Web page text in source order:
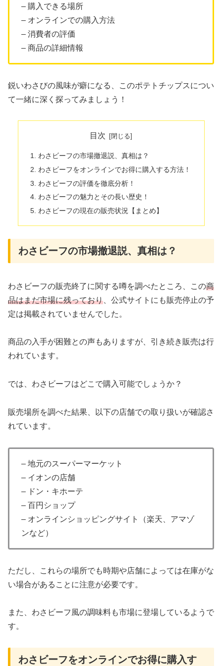
– 購入できる場所
– オンラインでの購入方法
– 消費者の評価
– 商品の詳細情報
鋭いわさびの風味が癖になる、このポテトチップスについ
て一緒に深く探ってみましょう！
目次
わさビーフの市場撤退説、真相は？
わさビーフをオンラインでお得に購入する方法！
わさビーフの評価を徹底分析！
わさビーフの魅力とその長い歴史！
わさビーフの現在の販売状況【まとめ】
わさビーフの市場撤退説、真相は？
わさビーフの販売終了に関する噂を調べたところ、この商
品はまだ市場に残っており 、公式サイトにも販売停止の予
定は掲載されていませんでした。
商品の入手が困難との声もありますが、引き続き販売は行
われています。
では、わさビーフはどこで購入可能でしょうか？
販売場所を調べた結果、以下の店舗での取り扱いが確認さ
れています。
– 地元のスーパーマーケット
– イオンの店舗
– ドン・キホーテ
– 百円ショップ
– オンラインショッピングサイト（楽天、アマゾ
ンなど）
ただし、これらの場所でも時期や店舗によっては在庫がな
い場合があることに注意が必要です。
また、わさビーフ風の調味料も市場に登場しているようで
す。
わさビーフをオンラインでお得に購入す